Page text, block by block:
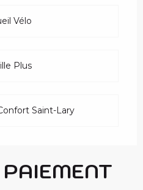
Vélo
Plus
Saint-Lary